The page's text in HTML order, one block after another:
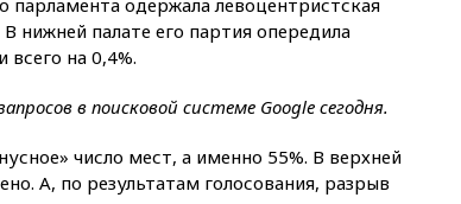
ресторана «Армения» в
Москве вернут утраченную
вчера, 22:45
Литовец
протаранил погранпункт при
вчера, 22:28 Бессент
анонсировал скорое
нижней палате его партия опередила
на 0,4%.
в поисковой системе Google сегодня.
число мест, а именно 55%. В верхней
А, по результатам голосования, разрыв